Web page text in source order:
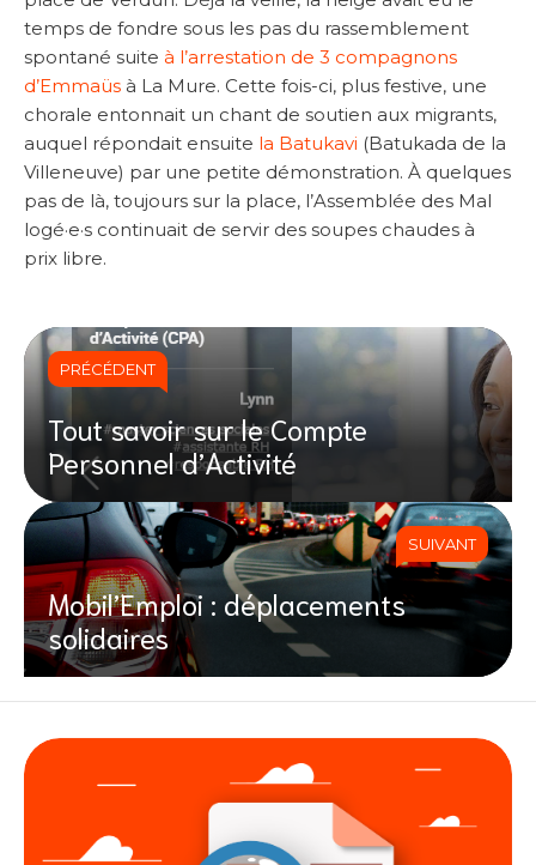
temps de fondre sous les pas du rassemblement
spontané suite à l’arrestation de 3 compagnons
d’Emmaüs à La Mure. Cette fois-ci, plus festive, une
chorale entonnait un chant de soutien aux migrants,
auquel répondait ensuite la Batukavi (Batukada de la
Villeneuve) par une petite démonstration. À quelques
pas de là, toujours sur la place, l’Assemblée des Mal
logé·e·s continuait de servir des soupes chaudes à
prix libre.
PRÉCÉDENT
Tout savoir sur le Compte
Personnel d’Activité
SUIVANT
Mobil’Emploi : déplacements
solidaires